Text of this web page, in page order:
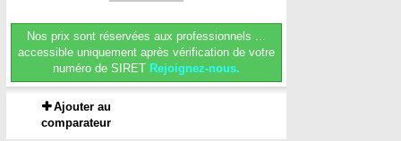
Nos prix sont réservées aux professionnels ...
accessible uniquement après vérification de votre
numéro de SIRET Rejoignez-nous.
Ajouter au
comparateur